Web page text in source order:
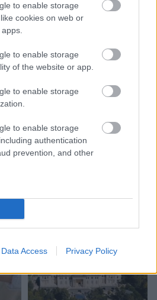
to enable storage
cookies on web or
to enable storage
of the website or app.
to enable storage
to enable storage
authentication
prevention, and other
Data Access Privacy Policy
bet no tā
Atklājas
par Klāsa